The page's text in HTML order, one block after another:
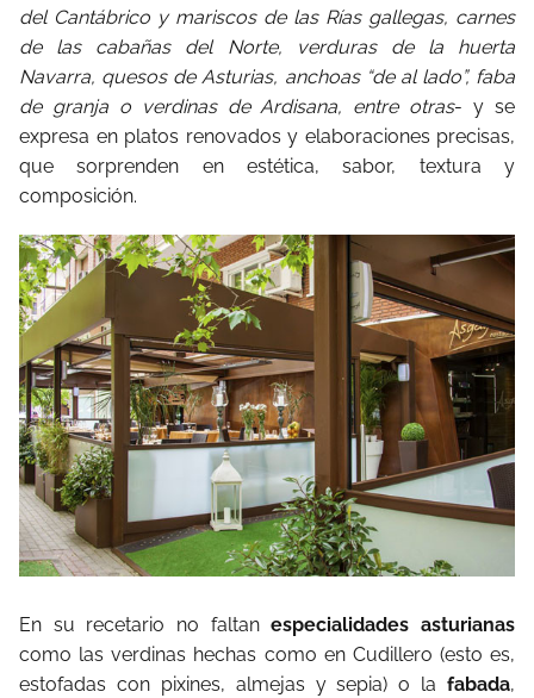
del Cantábrico y mariscos de las Rías gallegas, carnes
de las cabañas del Norte, verduras de la huerta
Navarra, quesos de Asturias, anchoas “de al lado”, faba
de granja o verdinas de Ardisana, entre otras- y se
expresa en platos renovados y elaboraciones precisas,
que sorprenden en estética, sabor, textura y
composición.
En su recetario no faltanespecialidades asturianas
como las verdinas hechas como en Cudillero (esto es,
estofadas con pixines, almejas y sepia) o la fabada,